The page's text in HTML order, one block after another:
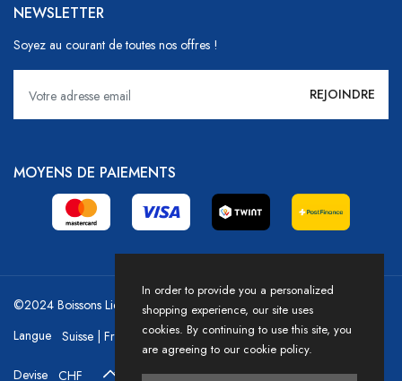
NEWSLETTER
Soyez au courant de toutes nos offres !
MOYENS DE PAIEMENTS
©2024 Boissons Liechti - GoDrink Group / Powered by HICASS
Langue
Devise
In order to provide you a personalized
shopping experience, our site uses
cookies. By continuing to use this site, you
are agreeing to our cookie policy.